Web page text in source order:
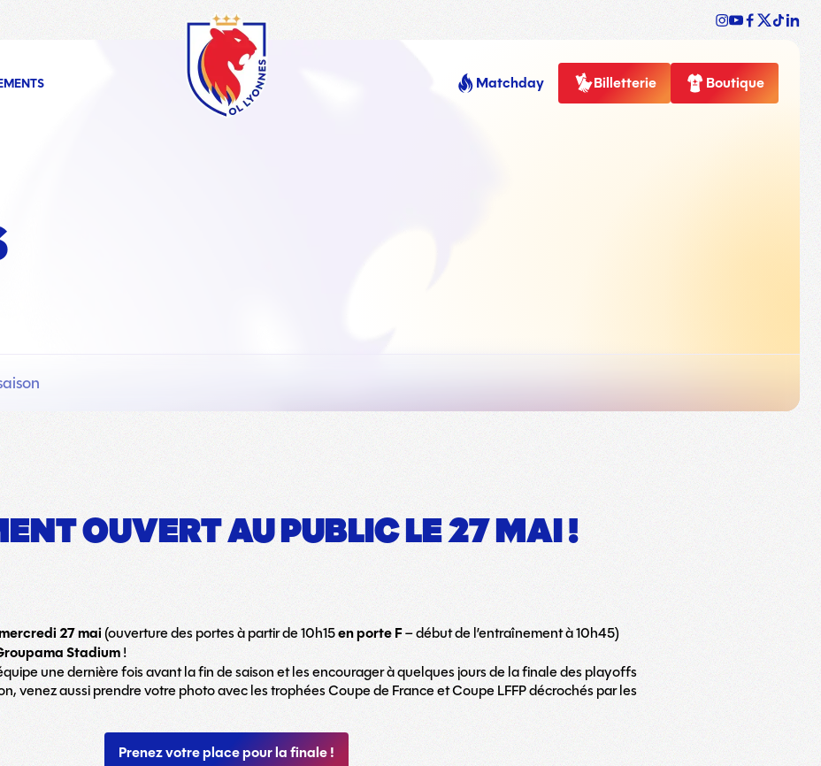
Matchday Billetterie Boutique
OL
Lyonnes
OUVERT AU PUBLIC LE 27 MAI !
27 mai(ouverture des portes à partir de 10h15en porte F– début de l’entraînement à 10h45)
Stadium!
une dernière fois avant la fin de saison et les encourager à quelques jours de la finale des playoffs
venez aussi prendre votre photo avec les trophées Coupe de France et Coupe LFFP décrochés par les
Prenez votre place pour la finale !